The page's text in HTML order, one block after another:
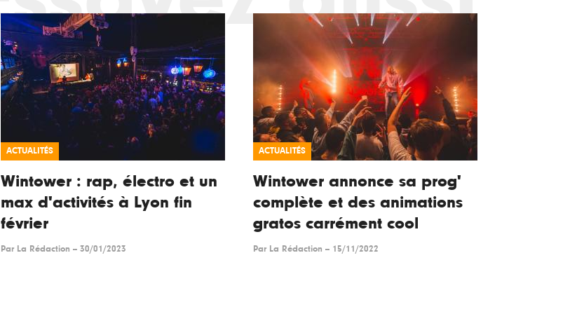
ACTUALITÉS
Wintower : rap, électro et un
max d'activités à Lyon fin
février
Par La Rédaction -- 30/01/2023
ACTUALITÉS
Wintower annonce sa prog'
complète et des animations
gratos carrément cool
Par La Rédaction -- 15/11/2022